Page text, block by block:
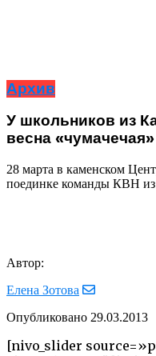
Архив
У школьников из
весна «чумачечая»
28 марта в каменском
поединке команды КВН из
Автор:
Елена Зотова
Опубликовано 29.03.2013
[nivo_slider